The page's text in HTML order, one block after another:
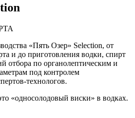
«Пять Озер» Selection, от
и до приготовления водки, спирт
отбора по органолептическим и
под контролем
технологов.
«односолодовый виски» в водках.